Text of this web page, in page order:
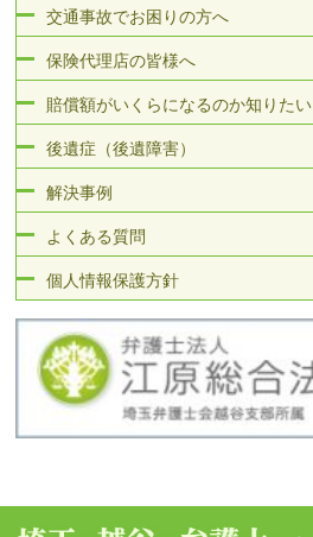
交通事故でお困りの方へ
保険代理店の皆様へ
賠償額がいくらになるのか知りたい
後遺症（後遺障害）
解決事例
よくある質問
個人情報保護方針